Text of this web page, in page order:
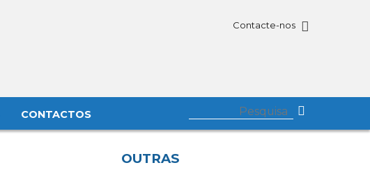
Contacte-nos
CONTACTOS
OUTRAS